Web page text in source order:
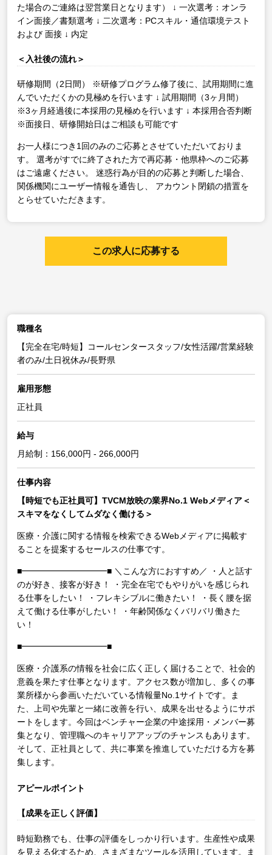
た場合のご連絡は翌営業日となります）
↓ 一次選考：オンラ
イン面接／書類選考 ↓ 二次選考：PCスキル・通信環境テスト
および 面接 ↓ 内定
＜入社後の流れ＞
研修期間（2日間）
※研修プログラム修了後に、試用期間に進
んでいただくかの見極めを行います ↓ 試用期間（3ヶ月間）
※3ヶ月経過後に本採用の見極めを行います ↓ 本採用合否判断
※面接日、研修開始日はご相談も可能です
お一人様につき1回のみのご応募とさせていただいておりま
す。
選考がすでに終了された方で再応募・他県枠へのご応募
はご遠慮ください。
迷惑行為が目的の応募と判断した場合、
関係機関にユーザー情報を通告し、
アカウント閉鎖の措置を
とらせていただきます。
この求人に応募する
職種名
【完全在宅/時短】コールセンタースタッフ/女性活躍/営業経験
者のみ/土日祝休み/長野県
雇用形態
正社員
給与
月給制：156,000円 - 266,000円
仕事内容
【時短でも正社員可】TVCM放映の業界No.1 Webメディア＜
スキマをなくしてムダなく働ける＞
医療・介護に関する情報を検索できるWebメディアに掲載す
ることを提案するセールスの仕事です。
■━━━━━━━━━━■ ＼こんな方におすすめ／
・人と話す
のが好き、接客が好き！
・完全在宅でもやりがいを感じられ
る仕事をしたい！
・フレキシブルに働きたい！
・長く腰を据
えて働ける仕事がしたい！
・年齢関係なくバリバリ働きた
い！
■━━━━━━━━━━■
医療・介護系の情報を社会に広く正しく届けることで、社会的
意義を果たす仕事となります。アクセス数が増加し、多くの事
業所様から参画いただいている情報量No.1サイトです。ま
た、上司や先輩と一緒に改善を行い、成果を出せるようにサポ
ートをします。今回はベンチャー企業の中途採用・メンバー募
集となり、管理職へのキャリアアップのチャンスもあります。
そして、正社員として、共に事業を推進していただける方を募
集します。
アピールポイント
【成果を正しく評価】
時短勤務でも、仕事の評価をしっかり行います。生産性や成果
を見える化するため、さまざまなツールを活用しています。ま